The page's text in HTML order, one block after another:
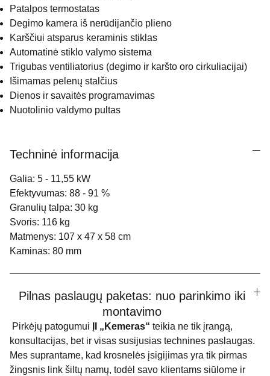
Patalpos termostatas
Degimo kamera iš nerūdijančio plieno
Karščiui atsparus keraminis stiklas
Automatinė stiklo valymo sistema
Trigubas ventiliatorius (degimo ir karšto oro cirkuliacijai)
Išimamas pelenų stalčius
Dienos ir savaitės programavimas
Nuotolinio valdymo pultas
Techninė informacija
Galia: 5 - 11,55 kW
Efektyvumas: 88 - 91 %
Granulių talpa: 30 kg
Svoris: 116 kg
Matmenys: 107 x 47 x 58 cm
Kaminas: 80 mm
Pilnas paslaugų paketas: nuo parinkimo iki
montavimo
Pirkėjų patogumui ĮI „Kemeras“ teikia ne tik įrangą,
konsultacijas, bet ir visas susijusias technines paslaugas.
Mes suprantame, kad krosnelės įsigijimas yra tik pirmas
žingsnis link šiltų namų, todėl savo klientams siūlome ir